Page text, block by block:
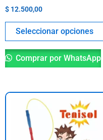
$ 12.500,00
Seleccionar opciones
Comprar por WhatsApp